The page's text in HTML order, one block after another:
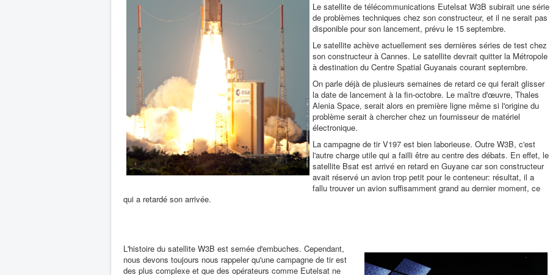
Le satellite de télécommunications Eutelsat W3B subirait une série
de problèmes techniques chez son constructeur, et il ne serait pas
disponible pour son lancement, prévu le 15 septembre.
Le satellite achève actuellement ses dernières séries de test chez
son constructeur à Cannes. Le satellite devrait quitter la Métropole
à destination du Centre Spatial Guyanais courant septembre.
On parle déjà de plusieurs semaines de retard ce qui ferait glisser
la date de lancement à la fin-octobre. Le maître d'œuvre, Thales
Alenia Space, serait alors en première ligne même si l'origine du
problème serait à chercher chez un fournisseur de matériel
électronique.
La campagne de tir V197 est bien laborieuse. Outre W3B, c'est
l'autre charge utile qui a failli être au centre des débats. En effet, le
satellite Bsat est arrivé en retard en Guyane car son constructeur
avait réservé un avion trop petit pour le conteneur: résultat, il a
fallu trouver un avion suffisamment grand au dernier moment, ce
qui a retardé son arrivée.
L'histoire du satellite W3B est semée d'embuches. Cependant,
nous devons toujours nous rappeler qu'une campagne de tir est
des plus complexe et que des opérateurs comme Eutelsat ne